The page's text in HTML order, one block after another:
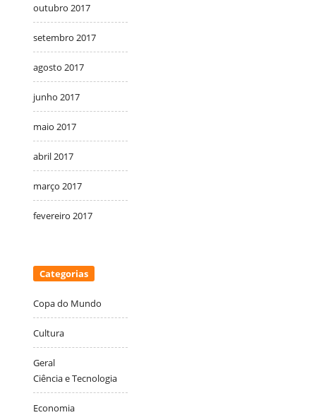
outubro 2017
setembro 2017
agosto 2017
junho 2017
maio 2017
abril 2017
março 2017
fevereiro 2017
Categorias
Copa do Mundo
Cultura
Geral
Ciência e Tecnologia
Economia